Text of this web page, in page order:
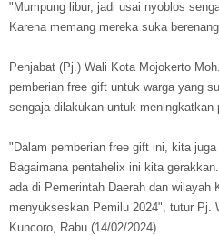
"Mumpung libur, jadi usai nyoblos
Karena memang mereka suka
Penjabat (Pj.) Wali Kota Mojokerto
pemberian free gift untuk warga yang
sengaja dilakukan untuk meningkatkan
"Dalam pemberian free gift ini, kita
Bagaimana pentahelix ini kita
ada di Pemerintah Daerah dan
menyukseskan Pemilu 2024", tutur Pj.
Kuncoro, Rabu (14/02/2024).